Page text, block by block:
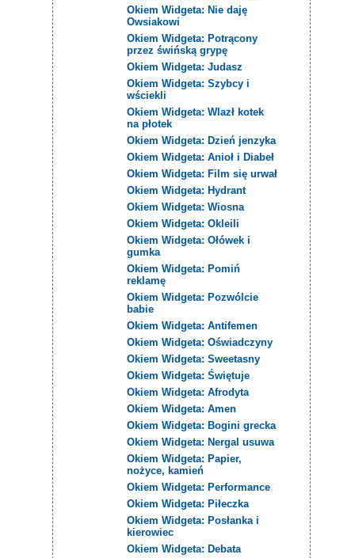
Okiem Widgeta: Nie daję
Owsiakowi
Okiem Widgeta: Potrącony
przez świńską grypę
Okiem Widgeta: Judasz
Okiem Widgeta: Szybcy i
wściekli
Okiem Widgeta: Wlazł kotek
na płotek
Okiem Widgeta: Dzień jenzyka
Okiem Widgeta: Anioł i Diabeł
Okiem Widgeta: Film się urwał
Okiem Widgeta: Hydrant
Okiem Widgeta: Wiosna
Okiem Widgeta: Okleili
Okiem Widgeta: Ołówek i
gumka
Okiem Widgeta: Pomiń
reklamę
Okiem Widgeta: Pozwólcie
babie
Okiem Widgeta: Antifemen
Okiem Widgeta: Oświadczyny
Okiem Widgeta: Sweetasny
Okiem Widgeta: Świętuje
Okiem Widgeta: Afrodyta
Okiem Widgeta: Amen
Okiem Widgeta: Bogini grecka
Okiem Widgeta: Nergal usuwa
Okiem Widgeta: Papier,
nożyce, kamień
Okiem Widgeta: Performance
Okiem Widgeta: Piłeczka
Okiem Widgeta: Posłanka i
kierowiec
Okiem Widgeta: Debata